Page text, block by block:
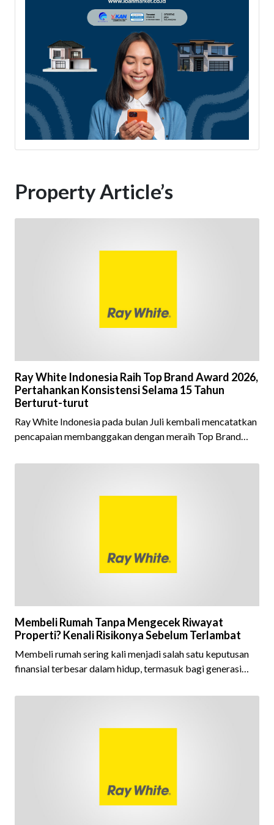
Property Article’s
Ray White Indonesia Raih Top Brand Award 2026,
Pertahankan Konsistensi Selama 15 Tahun
Berturut-turut
Ray White Indonesia pada bulan Juli kembali mencatatkan
pencapaian membanggakan dengan meraih Top Brand
ini menjadi semakin istimewa karena Ray White Indonesia
tahun berturut-turut, sebuah bukti nyata atas konsistensi,
Membeli Rumah Tanpa Mengecek Riwayat
Properti? Kenali Risikonya Sebelum Terlambat
Membeli rumah sering kali menjadi salah satu keputusan
finansial terbesar dalam hidup, termasuk bagi generasi
kepemilikan hunian maupun investasi properti. Namun
fokus pada harga atau lokasi tanpa memperhatikan